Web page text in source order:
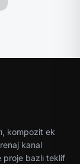
kompozit ek
kanal
bazlı teklif